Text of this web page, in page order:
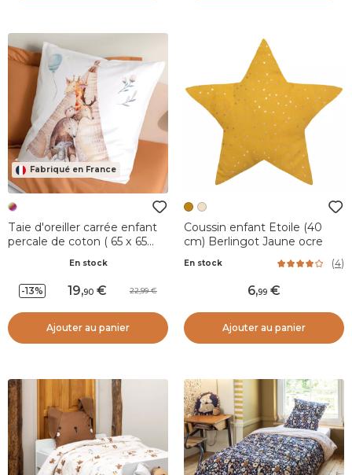
Fabriqué en France
Taie d'oreiller carrée enfant
percale de coton ( 65 x 65
En stock
-13% 19,90 22,99
Ajouter au panier
Coussin enfant Etoile (40
cm) Berlingot Jaune ocre
En stock (4)
6,99
Ajouter au panier